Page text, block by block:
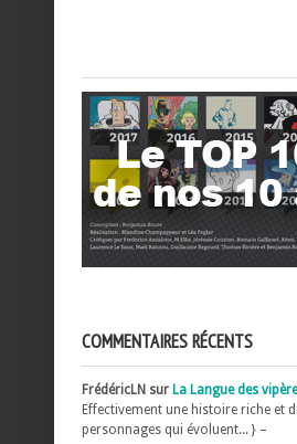
COMMENTAIRES RÉCENTS
FrédéricLN sur La Langue des
Effectivement une histoire riche et
personnages qui évoluent... } –